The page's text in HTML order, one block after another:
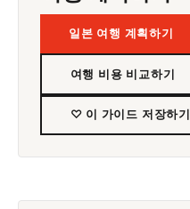
일본 여행 계획하기
여행 비용 비교하기
♡ 이 가이드 저장하기